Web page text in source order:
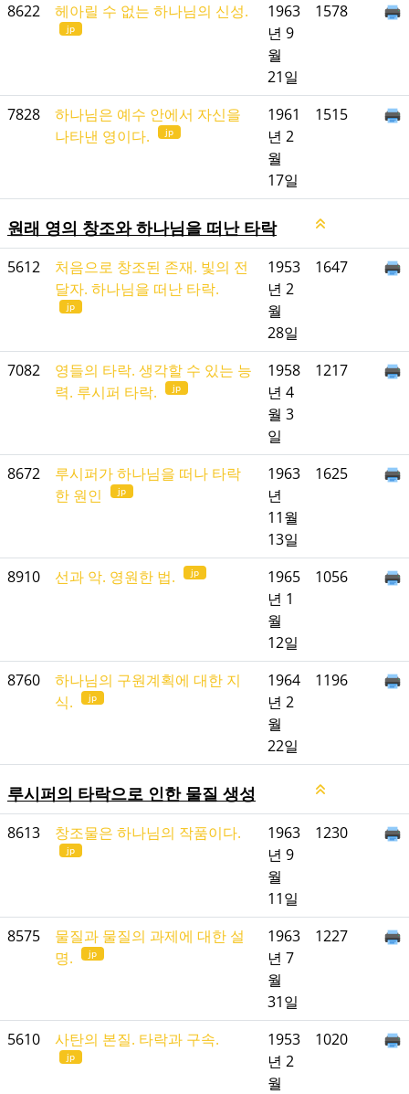
8622 헤아릴 수 없는 하나님의 신성.
jp
1963
년 9
월
21일
1578
7828
하나님은 예수 안에서 자신을
나타낸 영이다.
jp
1961
년 2
월
17일
1515
원래 영의 창조와 하나님을 떠난 타락
5612
처음으로 창조된 존재. 빛의 전
달자. 하나님을 떠난 타락.
jp
1953
년 2
월
28일
1647
7082
영들의 타락. 생각할 수 있는 능
력. 루시퍼 타락.
jp
1958
년 4
월 3
일
1217
8672
루시퍼가 하나님을 떠나 타락
한 원인
jp
1963
년
11월
13일
1625
8910 선과 악. 영원한 법. jp
1965
년 1
월
12일
1056
8760
하나님의 구원계획에 대한 지
식.
jp
1964
년 2
월
22일
1196
루시퍼의 타락으로 인한 물질 생성
8613 창조물은 하나님의 작품이다.
jp
1963
년 9
월
11일
1230
8575
물질과 물질의 과제에 대한 설
명.
jp
1963
년 7
월
31일
1227
5610 사탄의 본질. 타락과 구속.
jp
1953
년 2
월
1020